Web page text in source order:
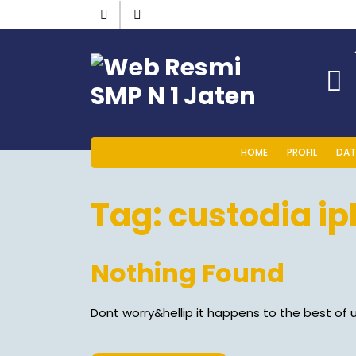
HOME PROFIL
Tag:custodia
Nothing Found
Dont worry&hellip it happens to the best of